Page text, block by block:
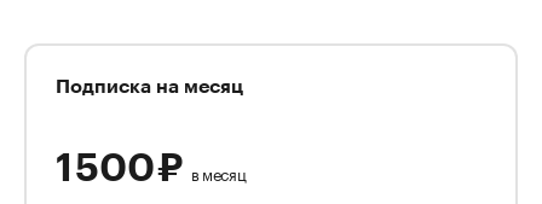
Подписка на месяц
1 500 ₽ в месяц